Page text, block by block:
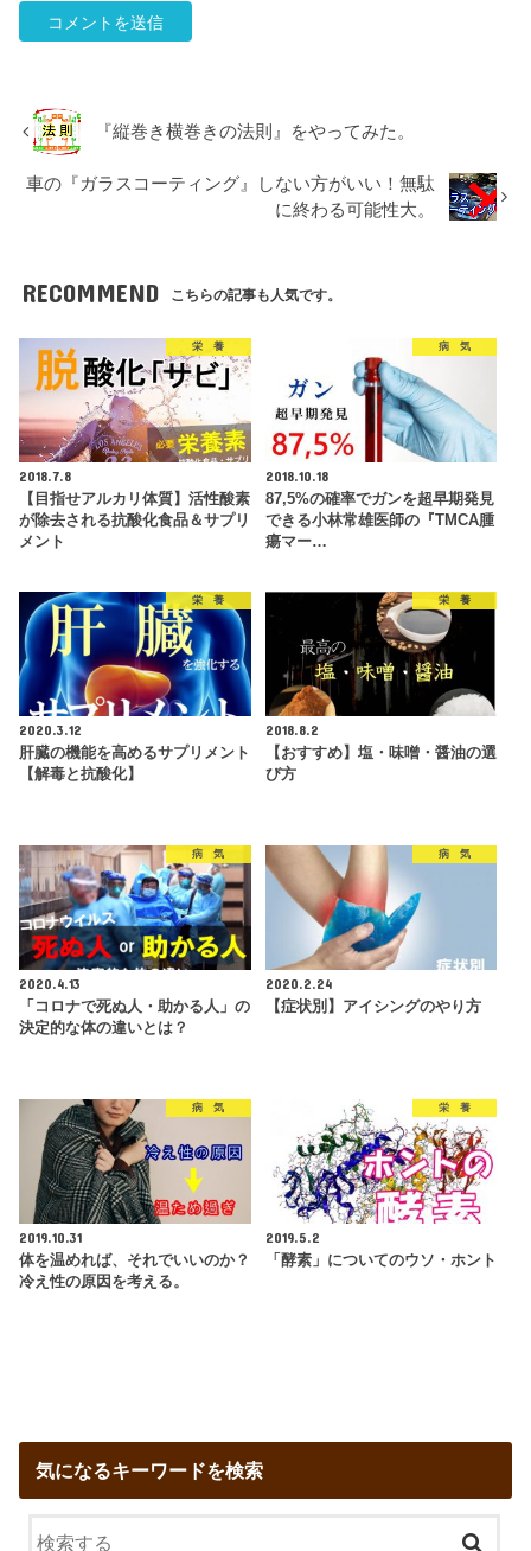
『縦巻き横巻きの法則』をやってみた。
車の『ガラスコーティング』しない方がいい！無駄
に終わる可能性大。
RECOMMEND こちらの記事も人気です。
栄 養
2018.7.8
【目指せアルカリ体質】活性酸素
が除去される抗酸化食品＆サプリ
メント
病 気
2018.10.18
87,5%の確率でガンを超早期発見
できる小林常雄医師の『TMCA腫
瘍マー…
栄 養
2020.3.12
肝臓の機能を高めるサプリメント
【解毒と抗酸化】
栄 養
2018.8.2
【おすすめ】塩・味噌・醤油の選
び方
病 気
2020.4.13
「コロナで死ぬ人・助かる人」の
決定的な体の違いとは？
病 気
2020.2.24
【症状別】アイシングのやり方
病 気
2019.10.31
体を温めれば、それでいいのか？
冷え性の原因を考える。
栄 養
2019.5.2
「酵素」についてのウソ・ホント
気になるキーワードを検索